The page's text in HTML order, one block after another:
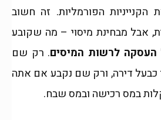
הקנייניות הפורמליות. זה חשוב
אבל מבחינת מיסוי – מה שקובע
העסקה לרשות המיסים. רק שם
כבעל דירה, ורק שם נקבע אם אתה
במס רכישה ובמס שבח.